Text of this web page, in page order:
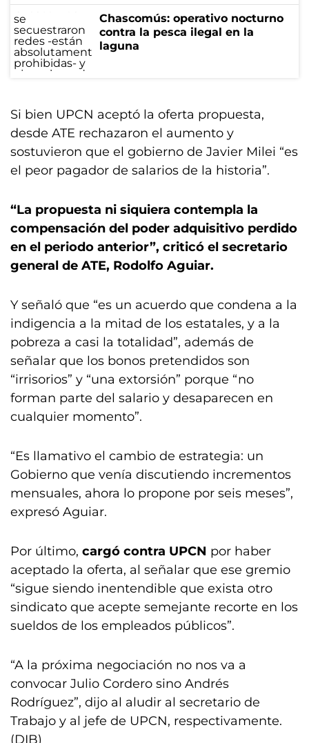
Chascomús: operativo nocturno
contra la pesca ilegal en la
laguna
Si bien UPCN aceptó la oferta propuesta,
desde ATE rechazaron el aumento y
sostuvieron que el gobierno de Javier Milei “es
el peor pagador de salarios de la historia”.
“La propuesta ni siquiera contempla la
compensación del poder adquisitivo perdido
en el periodo anterior”, criticó el secretario
general de ATE, Rodolfo Aguiar.
Y señaló que “es un acuerdo que condena a la
indigencia a la mitad de los estatales, y a la
pobreza a casi la totalidad”, además de
señalar que los bonos pretendidos son
“irrisorios” y “una extorsión” porque “no
forman parte del salario y desaparecen en
cualquier momento”.
“Es llamativo el cambio de estrategia: un
Gobierno que venía discutiendo incrementos
mensuales, ahora lo propone por seis meses”,
expresó Aguiar.
Por último, cargó contra UPCN por haber
aceptado la oferta, al señalar que ese gremio
“sigue siendo inentendible que exista otro
sindicato que acepte semejante recorte en los
sueldos de los empleados públicos”.
“A la próxima negociación no nos va a
convocar Julio Cordero sino Andrés
Rodríguez”, dijo al aludir al secretario de
Trabajo y al jefe de UPCN, respectivamente.
(DIB)